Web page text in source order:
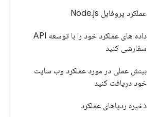
عملکرد پروفایل Node .js
داده های عملکرد خود را با توسعه API
سفارشی کنید
بینش عملی در مورد عملکرد وب سایت
خود دریافت کنید
ذخیره ردپاهای عملکرد